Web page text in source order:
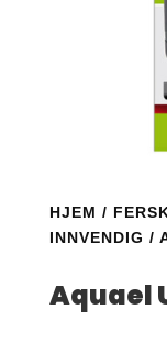
HJEM /
INNVENDIG /
Aquael